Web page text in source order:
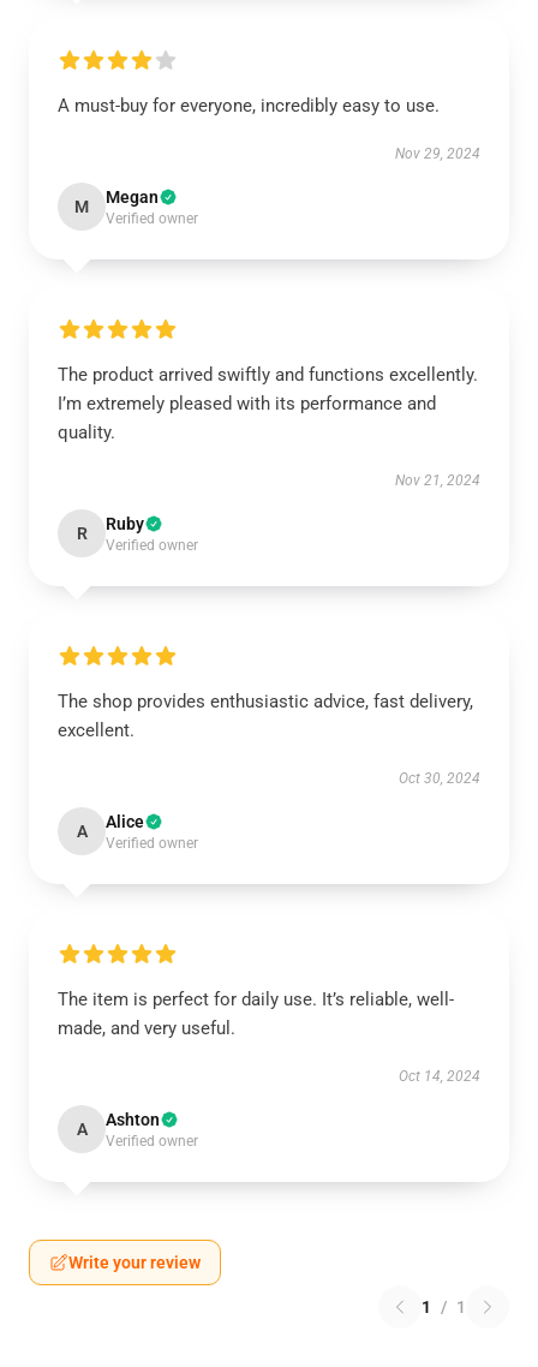
A must-buy for everyone, incredibly easy to use.
Nov 29, 2024
M Megan
Verified owner
The product arrived swiftly and functions excellently.
I’m extremely pleased with its performance and
quality.
Nov 21, 2024
R Ruby
Verified owner
The shop provides enthusiastic advice, fast delivery,
excellent.
Oct 30, 2024
A Alice
Verified owner
The item is perfect for daily use. It’s reliable, well-
made, and very useful.
Oct 14, 2024
A Ashton
Verified owner
Write your review
1 / 1